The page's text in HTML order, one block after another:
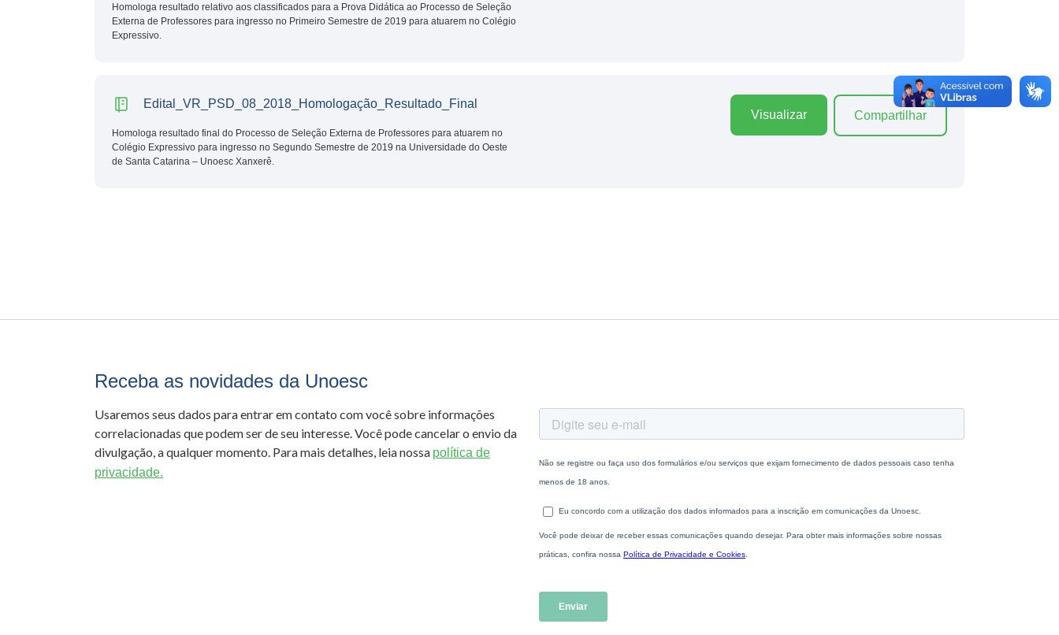
Homologa resultado relativo aos classificados para a Prova Didática ao Processo de Seleção
Externa de Professores para ingresso no Primeiro Semestre de 2019 para atuarem no Colégio
Expressivo.
Edital_VR_PSD_08_2018_Homologação_Resultado_Final
Homologa resultado final do Processo de Seleção Externa de Professores para atuarem no
Colégio Expressivo para ingresso no Segundo Semestre de 2019 na Universidade do Oeste
de Santa Catarina – Unoesc Xanxerê.
Visualizar Compartilhar
Receba as novidades da Unoesc
Usaremos seus dados para entrar em contato com você sobre informações
correlacionadas que podem ser de seu interesse. Você pode cancelar o envio da
divulgação, a qualquer momento. Para mais detalhes, leia nossa política de
privacidade.